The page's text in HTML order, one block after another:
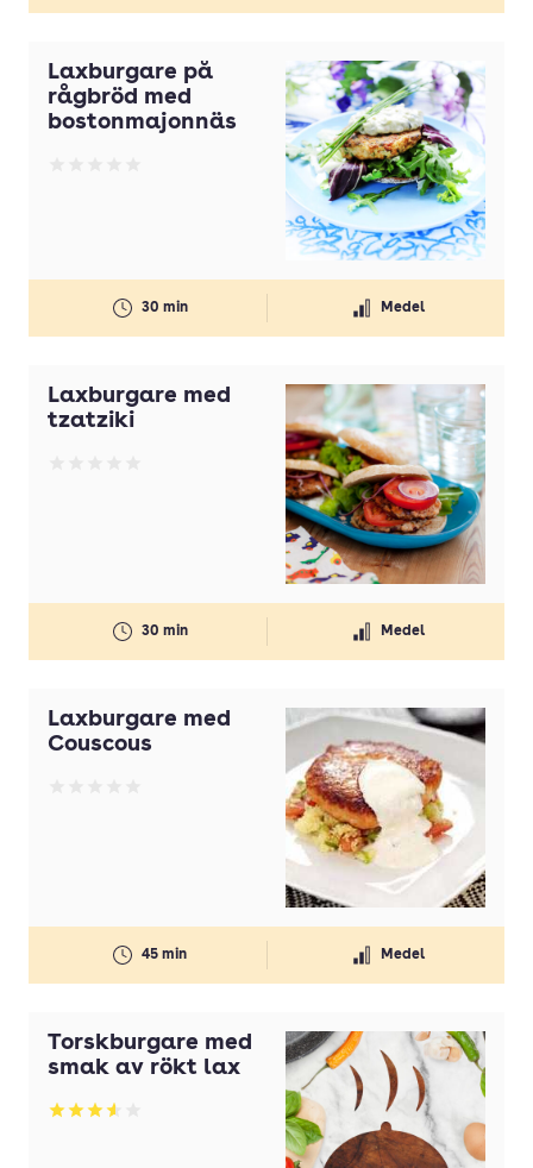
Laxburgare på
rågbröd med
bostonmajonnäs
30 min Medel
Laxburgare med
tzatziki
30 min Medel
Laxburgare med
Couscous
45 min Medel
Torskburgare med
smak av rökt lax
Betyg: 3.6 av 5